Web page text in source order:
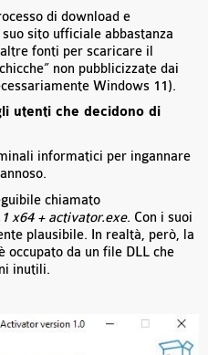
di download e
sito ufficiale abbastanza
fonti per scaricare il
non pubblicizzate dai
Windows 11).
utenti che decidono di
informatici per ingannare
chiamato
x64 + activator.exe. Con i suoi
plausibile. In realtà, però, la
occupato da un file DLL che
inutili.